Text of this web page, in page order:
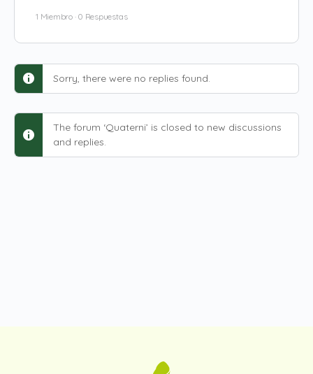
1 Miembro · 0 Respuestas
Sorry, there were no replies found.
The forum ‘Quaterni’ is closed to new discussions
and replies.